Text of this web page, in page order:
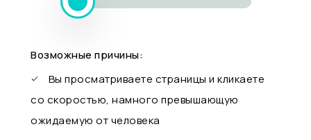
Возможные причины:
Вы просматриваете страницы и кликаете
со скоростью, намного превышающую
ожидаемую от человека